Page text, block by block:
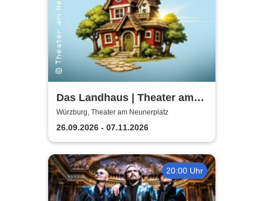
Das Landhaus | Theater am
Neunerplatz
Würzburg, Theater am Neunerplatz
26.09.2026 - 07.11.2026
20:00 Uhr